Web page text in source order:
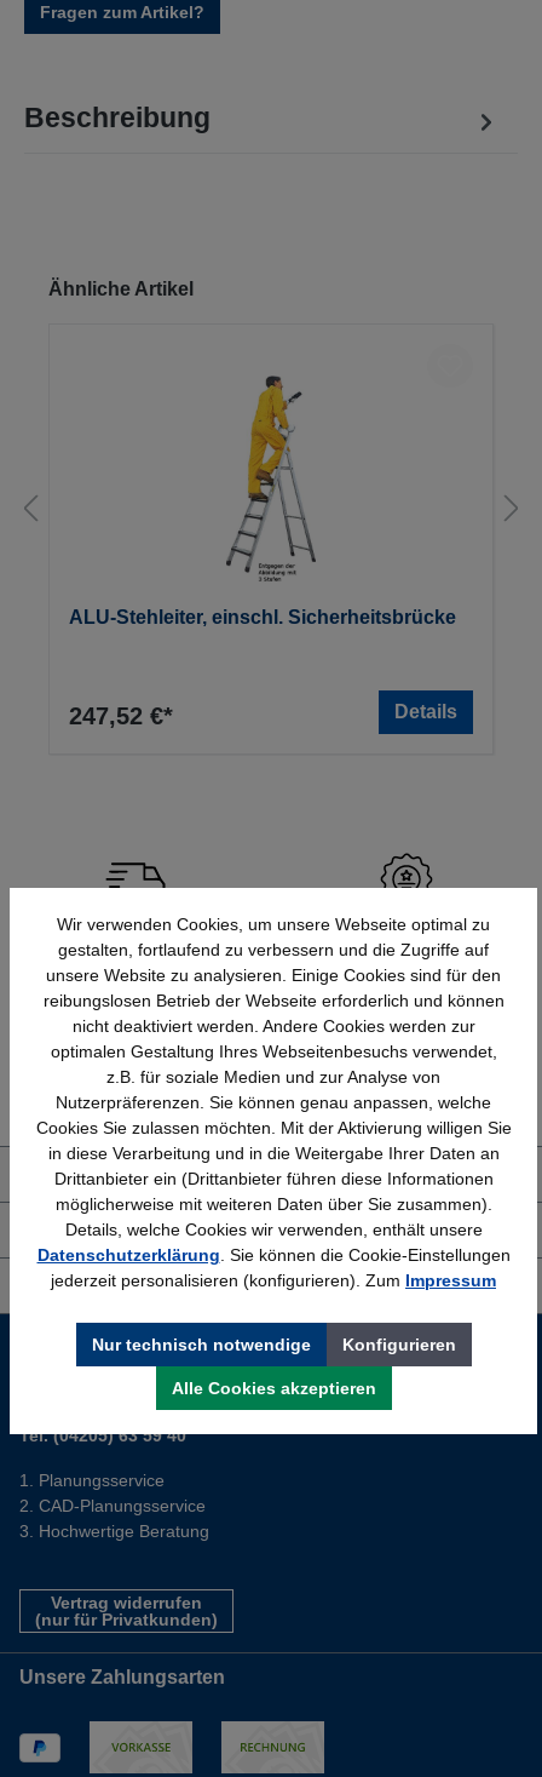
Fragen zum Artikel?
Beschreibung
Produktgalerie überspringen
Ähnliche Artikel
ALU-Stehleiter, einschl. Sicherheitsbrücke
247,52 €* Details
Schnelle Lieferung
Bundesweit
Topmarken
Faire Preise
Erfahrung
Bewährt seit 1958
Kostenlose Beratung
Über uns
Shop Service
Informationen
Service-Hotline
Sie planen ein neues Büro? Wir helfen Ihnen kostenlos dabei.
Tel. (04205) 63 59 40
Planungsservice
CAD-Planungsservice
Hochwertige Beratung
Vertrag widerrufen
(nur für Privatkunden)
Unsere Zahlungsarten
Wir verwenden Cookies, um unsere Webseite optimal zu
gestalten, fortlaufend zu verbessern und die Zugriffe auf
unsere Website zu analysieren. Einige Cookies sind für den
reibungslosen Betrieb der Webseite erforderlich und können
nicht deaktiviert werden. Andere Cookies werden zur
optimalen Gestaltung Ihres Webseitenbesuchs verwendet,
z.B. für soziale Medien und zur Analyse von
Nutzerpräferenzen. Sie können genau anpassen, welche
Cookies Sie zulassen möchten. Mit der Aktivierung willigen Sie
in diese Verarbeitung und in die Weitergabe Ihrer Daten an
Drittanbieter ein (Drittanbieter führen diese Informationen
möglicherweise mit weiteren Daten über Sie zusammen).
Details, welche Cookies wir verwenden, enthält unsere
Datenschutzerklärung . Sie können die Cookie-Einstellungen
jederzeit personalisieren (konfigurieren). Zum Impressum
Nur technisch notwendige Konfigurieren
Alle Cookies akzeptieren